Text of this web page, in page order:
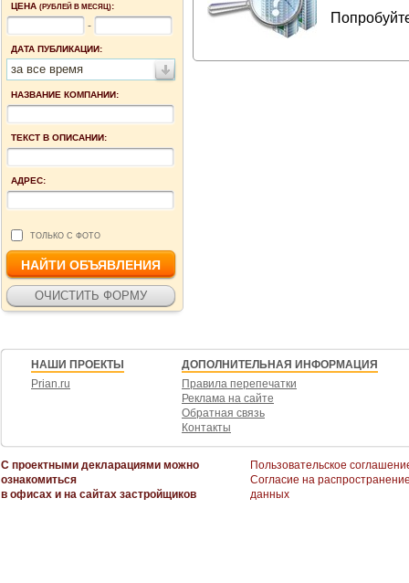
ЦЕНА (РУБЛЕЙ В МЕСЯЦ):
-
ДАТА ПУБЛИКАЦИИ:
за все время
НАЗВАНИЕ КОМПАНИИ:
ТЕКСТ В ОПИСАНИИ:
АДРЕС:
ТОЛЬКО С ФОТО
НАШИ ПРОЕКТЫ
Prian.ru
ДОПОЛНИТЕЛЬНАЯ ИНФОРМАЦИЯ
Правила перепечатки
Реклама на сайте
Обратная связь
Контакты
С проектными декларациями можно
ознакомиться
в офисах и на сайтах застройщиков
Пользовательское
Согласие на
данных